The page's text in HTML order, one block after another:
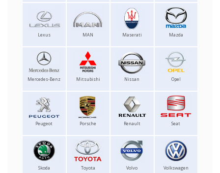
Lexus MAN Maserati Mazda
Mercedes-Benz Mitsubishi Nissan Opel
Peugeot Porsche Renault Seat
Skoda Toyota Volvo Volkswagen